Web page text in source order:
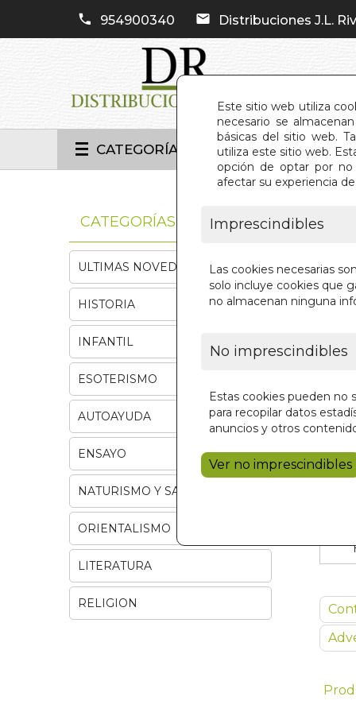
Este sitio web utiliza
necesario se
básicas del sitio web.
utiliza este sitio web.
opción de optar por no
afectar su experiencia
Imprescindibles
Las cookies necesarias
solo incluye cookies que
no almacenan ninguna
No imprescindibles
Estas cookies pueden no
para recopilar datos
anuncios y otros
Ver no imprescindibles
954900340 Distribuciones J.L.
CATEGORÍAS
CATEGORÍAS
ULTIMAS NOVEDADES
HISTORIA
INFANTIL
ESOTERISMO
AUTOAYUDA
ENSAYO
NATURISMO Y SALUD
ORIENTALISMO
LITERATURA
RELIGION